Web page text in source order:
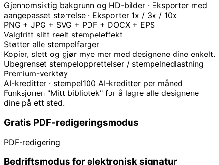
Gjennomsiktig bakgrunn og HD-bilder · Eksporter med
aangepasset størrelse · Eksporter 1x / 3x / 10x
PNG + JPG + SVG + PDF + DOCX + EPS
Valgfritt slitt reelt stempeleffekt
Støtter alle stempelfarger
Kopier, slett og gjør mye mer med designene dine enkelt.
Ubegrenset stempelopprettelser / stempelnedlastning
Premium-verktøy
AI-kreditter · stempel100 AI-kreditter per måned
Funksjonen "Mitt bibliotek" for å lagre alle designene
dine på ett sted.
Gratis PDF-redigeringsmodus
PDF-redigering
Bedriftsmodus for elektronisk signatur